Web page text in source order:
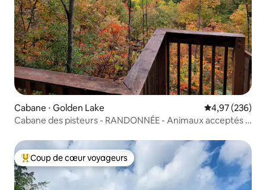
Cabane ⋅ Golden Lake Évaluation
4,97 (236)
Cabane des pisteurs - RANDONNÉE - Animaux acceptés -
Coups de cœur voyageurs les plus appréciés
Coup de cœur voyageurs